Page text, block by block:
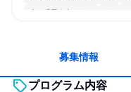
人の成長を支えたい チーム
募集情報
プログラム内容